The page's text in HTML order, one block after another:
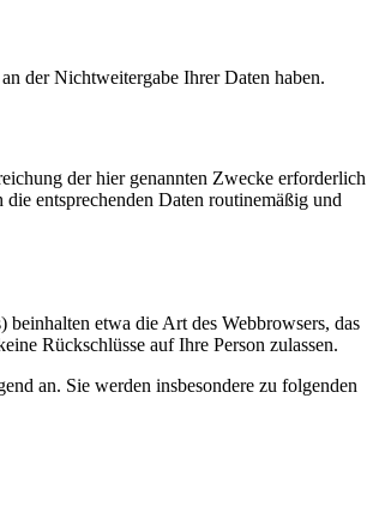
der Nichtweitergabe Ihrer Daten haben.
der hier genannten Zwecke erforderlich
entsprechenden Daten routinemäßig und
etwa die Art des Webbrowsers, das
Rückschlüsse auf Ihre Person zulassen.
an. Sie werden insbesondere zu folgenden